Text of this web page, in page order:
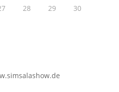
28 29
30